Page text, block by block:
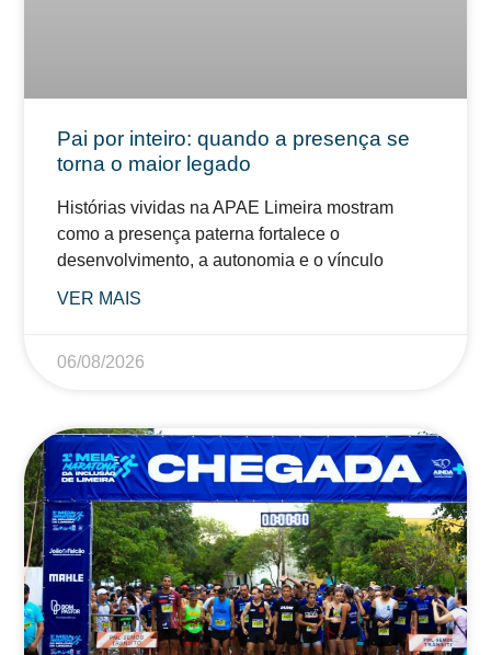
Pai por inteiro: quando a presença se
torna o maior legado
Histórias vividas na APAE Limeira mostram
como a presença paterna fortalece o
desenvolvimento, a autonomia e o vínculo
VER MAIS
06/08/2026